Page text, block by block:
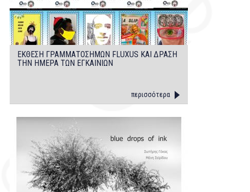
ΕΚΘΕΣΗ ΓΡΑΜΜΑΤΟΣΗΜΩΝ FLUXUS ΚΑΙ ΔΡΑΣΗ
ΤΗΝ ΗΜΕΡΑ ΤΩΝ ΕΓΚΑΙΝΙΩΝ
περισσότερα